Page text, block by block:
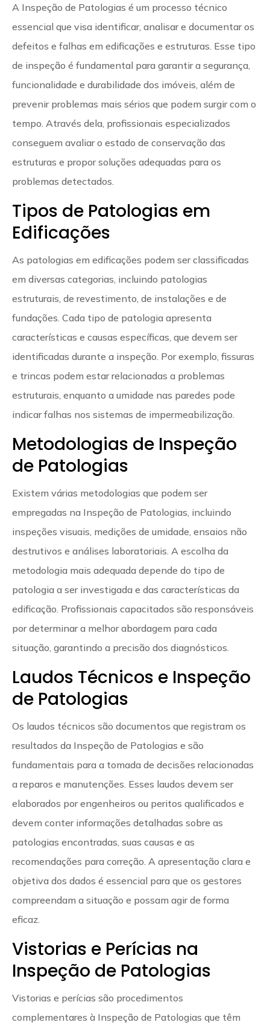
A Inspeção de Patologias é um processo técnico
essencial que visa identificar, analisar e documentar os
defeitos e falhas em edificações e estruturas. Esse tipo
de inspeção é fundamental para garantir a segurança,
funcionalidade e durabilidade dos imóveis, além de
prevenir problemas mais sérios que podem surgir com o
tempo. Através dela, profissionais especializados
conseguem avaliar o estado de conservação das
estruturas e propor soluções adequadas para os
problemas detectados.
Tipos de Patologias em
Edificações
As patologias em edificações podem ser classificadas
em diversas categorias, incluindo patologias
estruturais, de revestimento, de instalações e de
fundações. Cada tipo de patologia apresenta
características e causas específicas, que devem ser
identificadas durante a inspeção. Por exemplo, fissuras
e trincas podem estar relacionadas a problemas
estruturais, enquanto a umidade nas paredes pode
indicar falhas nos sistemas de impermeabilização.
Metodologias de Inspeção
de Patologias
Existem várias metodologias que podem ser
empregadas na Inspeção de Patologias, incluindo
inspeções visuais, medições de umidade, ensaios não
destrutivos e análises laboratoriais. A escolha da
metodologia mais adequada depende do tipo de
patologia a ser investigada e das características da
edificação. Profissionais capacitados são responsáveis
por determinar a melhor abordagem para cada
situação, garantindo a precisão dos diagnósticos.
Laudos Técnicos e Inspeção
de Patologias
Os laudos técnicos são documentos que registram os
resultados da Inspeção de Patologias e são
fundamentais para a tomada de decisões relacionadas
a reparos e manutenções. Esses laudos devem ser
elaborados por engenheiros ou peritos qualificados e
devem conter informações detalhadas sobre as
patologias encontradas, suas causas e as
recomendações para correção. A apresentação clara e
objetiva dos dados é essencial para que os gestores
compreendam a situação e possam agir de forma
eficaz.
Vistorias e Perícias na
Inspeção de Patologias
Vistorias e perícias são procedimentos
complementares à Inspeção de Patologias que têm